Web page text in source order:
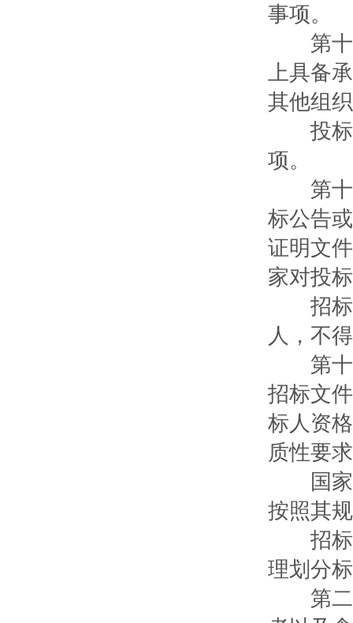
事项。
第十
上具备
其他组
投标
项。
第十
标公告
证明文
家对投
招标
人，不
第十
招标文
标人资
质性要
国家
按照其
招标
理划分
第二